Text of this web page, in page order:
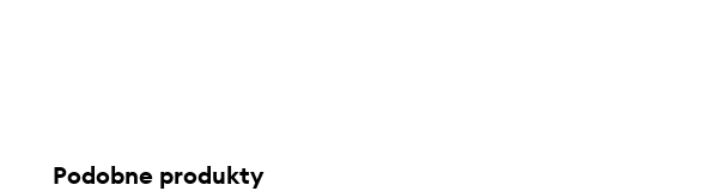
Podobne produkty